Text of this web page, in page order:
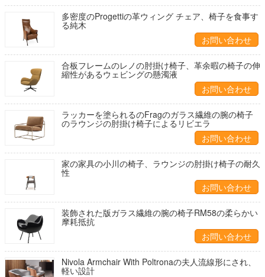
多密度のProgettiの革ウィング チェア、椅子を食事す
る純木
お問い合わせ
合板フレームのレノの肘掛け椅子、革余暇の椅子の伸
縮性があるウェビングの懸濁液
お問い合わせ
ラッカーを塗られるのFragのガラス繊維の腕の椅子
のラウンジの肘掛け椅子によるリビエラ
お問い合わせ
家の家具の小川の椅子、ラウンジの肘掛け椅子の耐久
性
お問い合わせ
装飾された版ガラス繊維の腕の椅子RM58の柔らかい
摩耗抵抗
お問い合わせ
Nivola Armchair With Poltronaの夫人流線形にされ、
軽い設計